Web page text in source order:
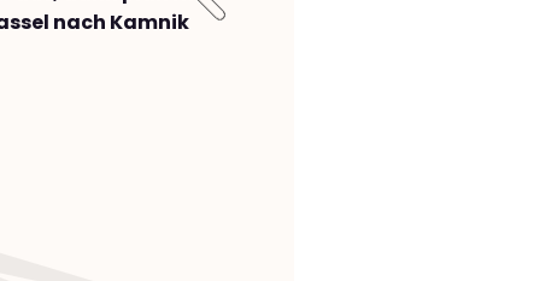
nach Kamnik